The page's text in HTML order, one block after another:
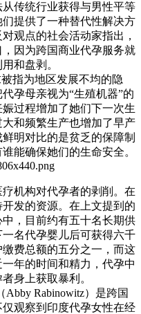
传统行业获得与男性平等
提供了一种替代性解决方
观点的社会活动家指出，
因为跨国商业代孕服务就
和盘剥。
指为地区发展不均的隐
孕母亲视为“生殖机器”的
过程增加了她们下一次生
和频繁生产也增加了早产
明对比的是贫乏的保障制
能确保她们的生命安全。
机构对代孕者的剥削。在
发的资源。在上文提到的
，目前约有五十名长期供
名代孕婴儿后可获得六千
费总额的五分之一，而这
年的时间和精力，代孕中
身上获取暴利。
Rabinowitz）是跨国
观察到印度代孕女性在经